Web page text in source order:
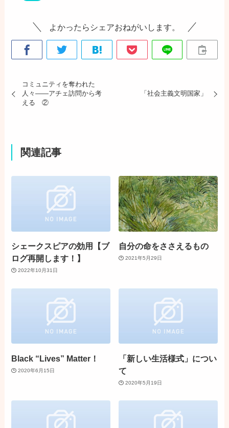
よかったらシェアおねがいします。
コミュニティを奪われた
人々――アチェ訪問から考
える ②
「社会主義文明国家」
関連記事
シェークスピアの効用【ブ
ログ再開します！】
2022年10月31日
自分の命をささえるもの
2021年5月29日
Black “Lives” Matter！
2020年6月15日
「新しい生活様式」につい
て
2020年5月19日